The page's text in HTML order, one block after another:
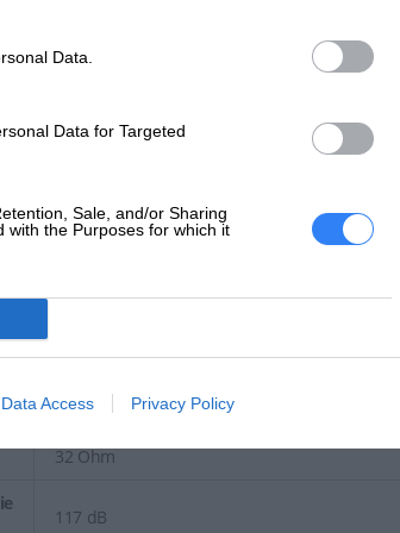
Data.
Data for Targeted
Sale, and/or Sharing
with the Purposes for which it
Data Access Privacy Policy
Pianka pamięciowa, tkanina oddychająca
Tak
Pełna wielkość
Dolby Atmos
20 - 40000 Hz
32 Ohm
117 dB